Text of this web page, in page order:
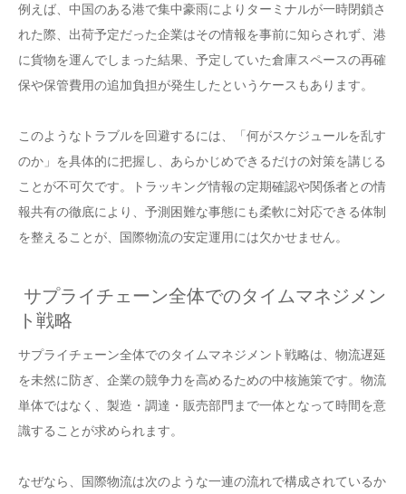
例えば、中国のある港で集中豪雨によりターミナルが一時閉鎖さ
れた際、出荷予定だった企業はその情報を事前に知らされず、港
に貨物を運んでしまった結果、予定していた倉庫スペースの再確
保や保管費用の追加負担が発生したというケースもあります。
このようなトラブルを回避するには、「何がスケジュールを乱す
のか」を具体的に把握し、あらかじめできるだけの対策を講じる
ことが不可欠です。トラッキング情報の定期確認や関係者との情
報共有の徹底により、予測困難な事態にも柔軟に対応できる体制
を整えることが、国際物流の安定運用には欠かせません。
サプライチェーン全体でのタイムマネジメン
ト戦略
サプライチェーン全体でのタイムマネジメント戦略は、物流遅延
を未然に防ぎ、企業の競争力を高めるための中核施策です。物流
単体ではなく、製造・調達・販売部門まで一体となって時間を意
識することが求められます。
なぜなら、国際物流は次のような一連の流れで構成されているか